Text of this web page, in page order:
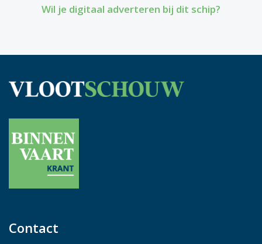
Wil je digitaal adverteren bij dit schip?
Contact